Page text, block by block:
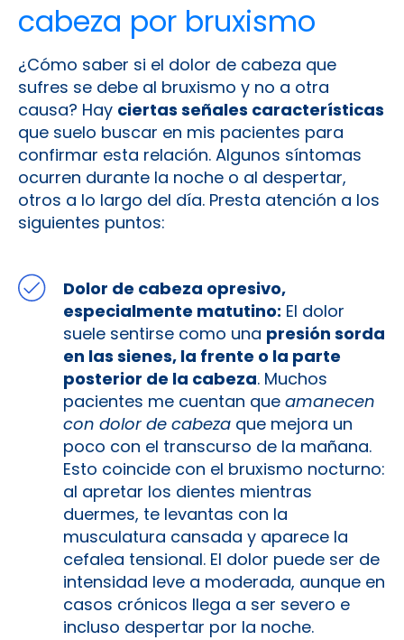
cabeza por bruxismo
¿Cómo saber si el dolor de cabeza que
sufres se debe al bruxismo y no a otra
causa? Hay ciertas señales características
que suelo buscar en mis pacientes para
confirmar esta relación. Algunos síntomas
ocurren durante la noche o al despertar,
otros a lo largo del día. Presta atención a los
siguientes puntos:
Dolor de cabeza opresivo,
especialmente matutino: El dolor
suele sentirse como una presión sorda
en las sienes, la frente o la parte
posterior de la cabeza. Muchos
pacientes me cuentan que amanecen
con dolor de cabeza que mejora un
poco con el transcurso de la mañana.
Esto coincide con el bruxismo nocturno:
al apretar los dientes mientras
duermes, te levantas con la
musculatura cansada y aparece la
cefalea tensional. El dolor puede ser de
intensidad leve a moderada, aunque en
casos crónicos llega a ser severo e
incluso despertar por la noche.